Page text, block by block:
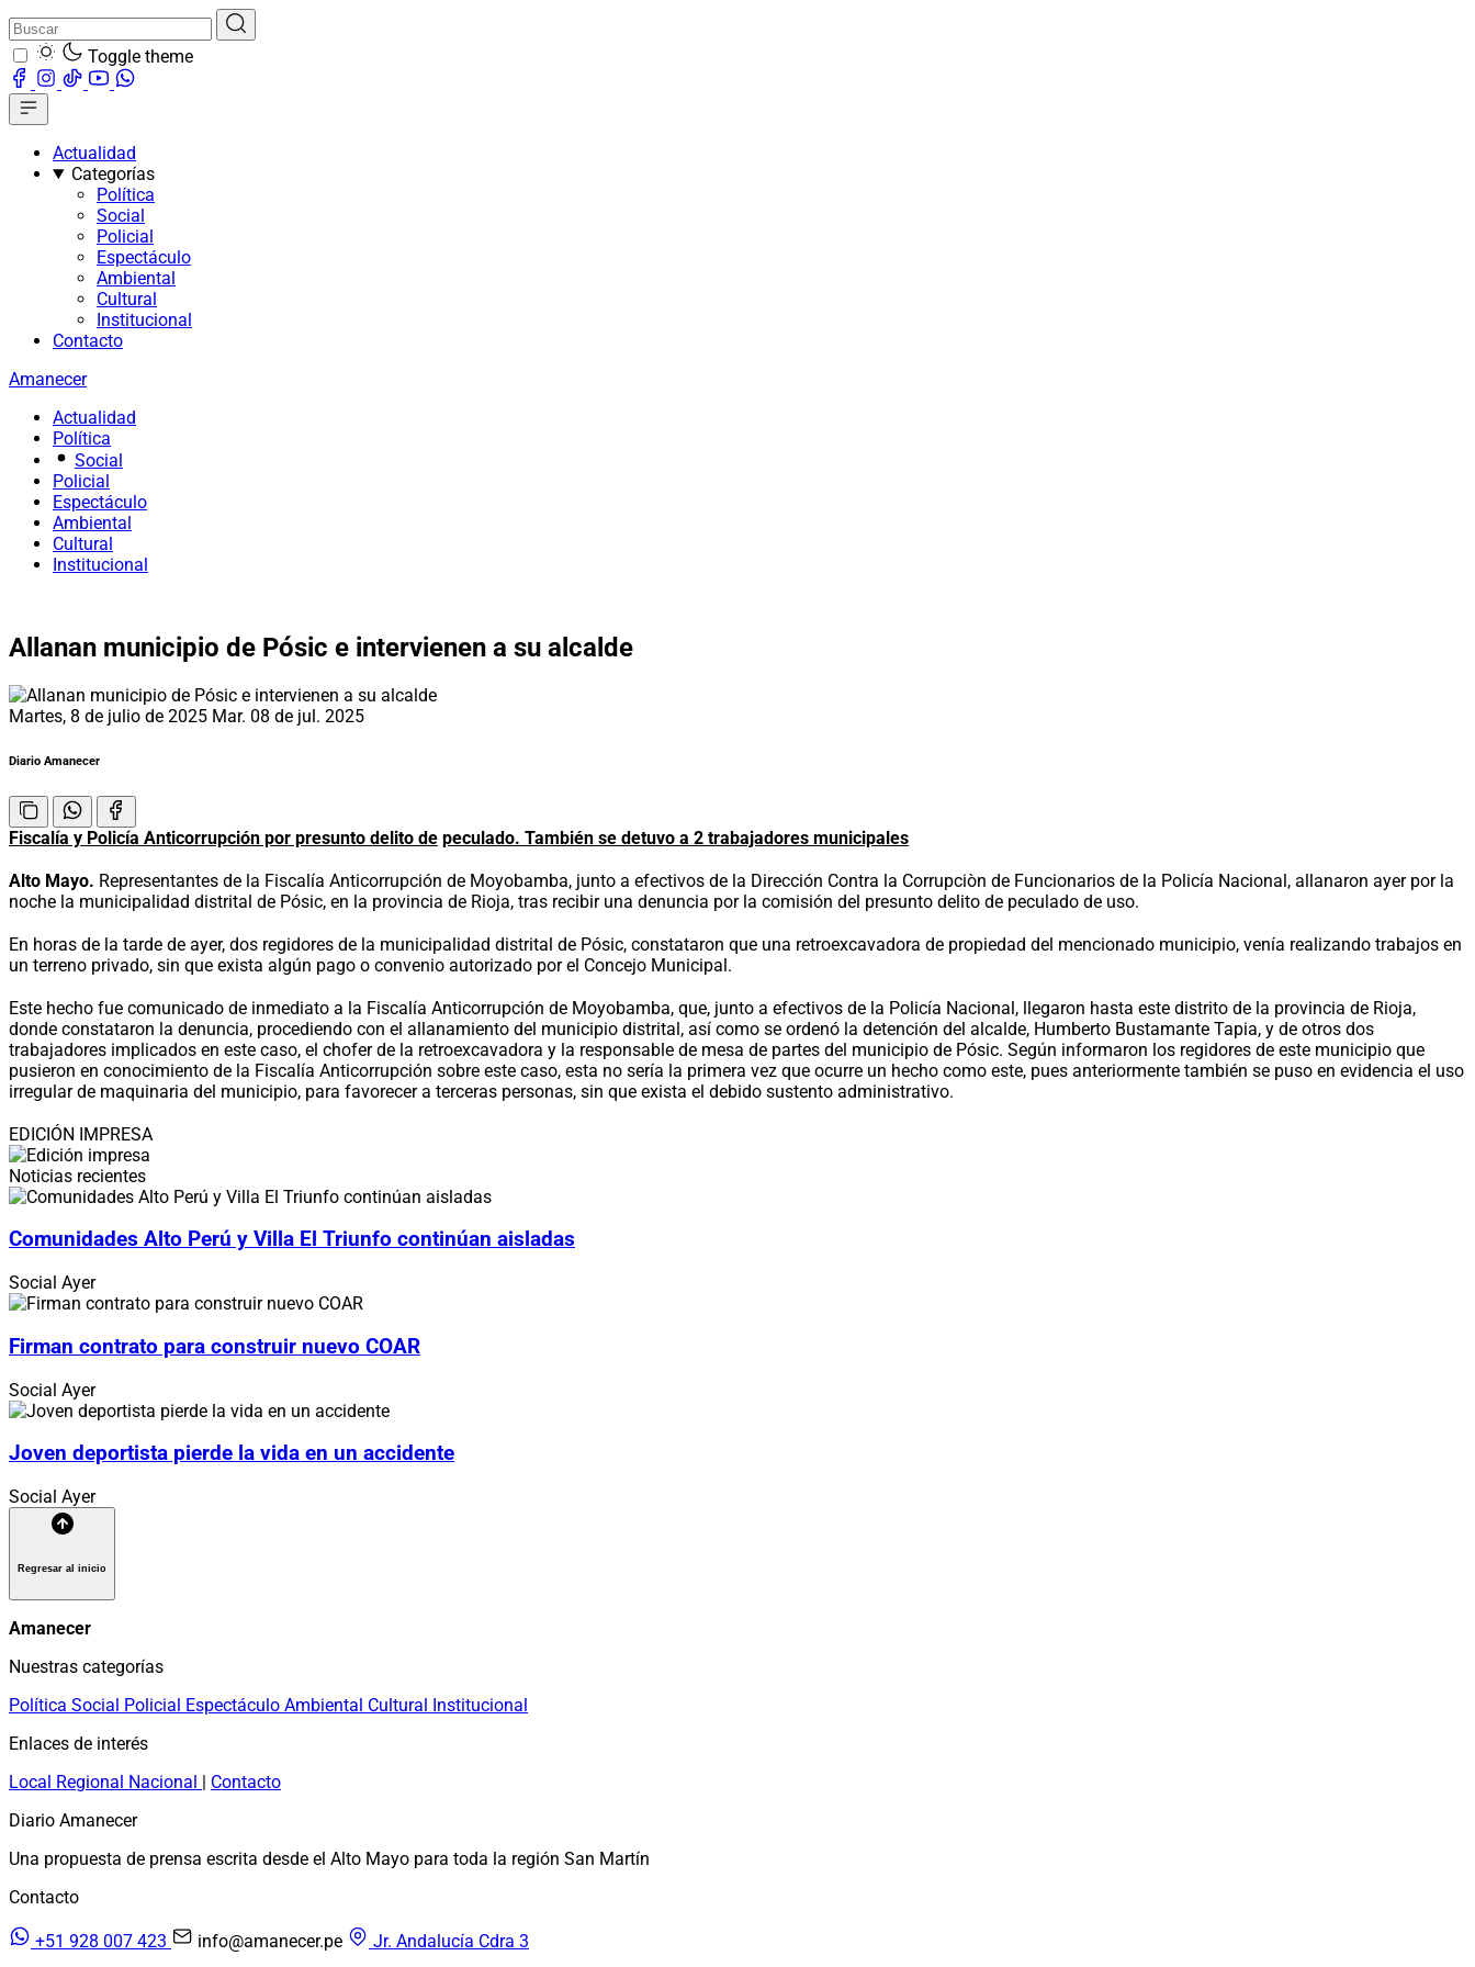
Toggle theme
Actualidad
Categorías
Política
Social
Policial
Espectáculo
Ambiental
Cultural
Institucional
Contacto
Amanecer
Actualidad
Política
Social
Policial
Espectáculo
Ambiental
Cultural
Institucional
Allanan municipio de Pósic e intervienen a su alcalde
Martes, 8 de julio de 2025 Mar. 08 de jul. 2025
Diario Amanecer
Fiscalía y Policía Anticorrupción por presunto delito de peculado. También se detuvo a 2 trabajadores municipales
Alto Mayo. Representantes de la Fiscalía Anticorrupción de Moyobamba, junto a efectivos de la Dirección Contra la Corrupciòn de Funcionarios de la Policía Nacional, allanaron ayer por la
noche la municipalidad distrital de Pósic, en la provincia de Rioja, tras recibir una denuncia por la comisión del presunto delito de peculado de uso.
En horas de la tarde de ayer, dos regidores de la municipalidad distrital de Pósic, constataron que una retroexcavadora de propiedad del mencionado municipio, venía realizando trabajos en
un terreno privado, sin que exista algún pago o convenio autorizado por el Concejo Municipal.
Este hecho fue comunicado de inmediato a la Fiscalía Anticorrupción de Moyobamba, que, junto a efectivos de la Policía Nacional, llegaron hasta este distrito de la provincia de Rioja,
donde constataron la denuncia, procediendo con el allanamiento del municipio distrital, así como se ordenó la detención del alcalde, Humberto Bustamante Tapia, y de otros dos
trabajadores implicados en este caso, el chofer de la retroexcavadora y la responsable de mesa de partes del municipio de Pósic. Según informaron los regidores de este municipio que
pusieron en conocimiento de la Fiscalía Anticorrupción sobre este caso, esta no sería la primera vez que ocurre un hecho como este, pues anteriormente también se puso en evidencia el uso
irregular de maquinaria del municipio, para favorecer a terceras personas, sin que exista el debido sustento administrativo.
EDICIÓN IMPRESA
Noticias recientes
Comunidades Alto Perú y Villa El Triunfo continúan aisladas
Social Ayer
Firman contrato para construir nuevo COAR
Social Ayer
Joven deportista pierde la vida en un accidente
Social Ayer
Regresar al inicio
Amanecer
Nuestras categorías
Política Social Policial Espectáculo Ambiental Cultural Institucional
Enlaces de interés
Local Regional Nacional | Contacto
Diario Amanecer
Una propuesta de prensa escrita desde el Alto Mayo para toda la región San Martín
Contacto
+51 928 007 423 info@amanecer.pe Jr. Andalucía Cdra 3